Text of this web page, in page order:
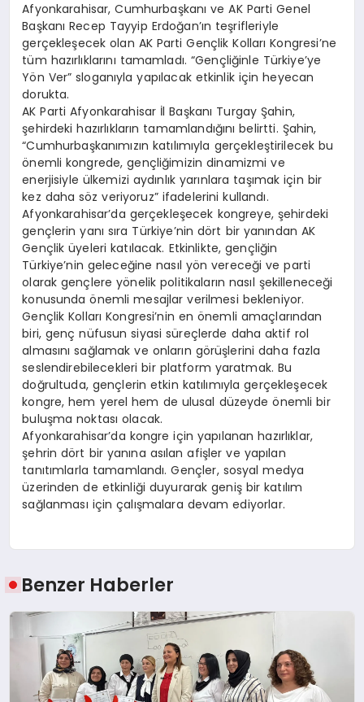
Afyonkarahisar, Cumhurbaşkanı ve AK Parti Genel
Başkanı Recep Tayyip Erdoğan’ın teşrifleriyle
gerçekleşecek olan AK Parti Gençlik Kolları Kongresi’ne
tüm hazırlıklarını tamamladı. “Gençliğinle Türkiye’ye
Yön Ver” sloganıyla yapılacak etkinlik için heyecan
dorukta.
AK Parti Afyonkarahisar İl Başkanı Turgay Şahin,
şehirdeki hazırlıkların tamamlandığını belirtti. Şahin,
“Cumhurbaşkanımızın katılımıyla gerçekleştirilecek bu
önemli kongrede, gençliğimizin dinamizmi ve
enerjisiyle ülkemizi aydınlık yarınlara taşımak için bir
kez daha söz veriyoruz” ifadelerini kullandı.
Afyonkarahisar’da gerçekleşecek kongreye, şehirdeki
gençlerin yanı sıra Türkiye’nin dört bir yanından AK
Gençlik üyeleri katılacak. Etkinlikte, gençliğin
Türkiye’nin geleceğine nasıl yön vereceği ve parti
olarak gençlere yönelik politikaların nasıl şekilleneceği
konusunda önemli mesajlar verilmesi bekleniyor.
Gençlik Kolları Kongresi’nin en önemli amaçlarından
biri, genç nüfusun siyasi süreçlerde daha aktif rol
almasını sağlamak ve onların görüşlerini daha fazla
seslendirebilecekleri bir platform yaratmak. Bu
doğrultuda, gençlerin etkin katılımıyla gerçekleşecek
kongre, hem yerel hem de ulusal düzeyde önemli bir
buluşma noktası olacak.
Afyonkarahisar’da kongre için yapılanan hazırlıklar,
şehrin dört bir yanına asılan afişler ve yapılan
tanıtımlarla tamamlandı. Gençler, sosyal medya
üzerinden de etkinliği duyurarak geniş bir katılım
sağlanması için çalışmalara devam ediyorlar.
Benzer Haberler